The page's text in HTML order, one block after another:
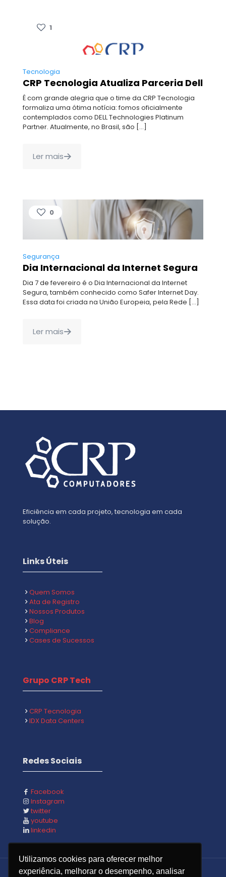
Utilizamos cookies para oferecer melhor
experiência, melhorar o desempenho, analisar
1
Tecnologia
CRP Tecnologia Atualiza Parceria Dell
É com grande alegria que o time da CRP Tecnologia
formaliza uma ótima notícia: fomos oficialmente
contemplados como DELL Technologies Platinum
Partner. Atualmente, no Brasil, são […]
Ler mais
0
Segurança
Dia Internacional da Internet Segura
Dia 7 de fevereiro é o Dia Internacional da Internet
Segura, também conhecido como Safer Internet Day.
Essa data foi criada na União Europeia, pela Rede […]
Ler mais
Eficiência em cada projeto, tecnologia em cada
solução.
Links Úteis
Quem Somos
Ata de Registro
Nossos Produtos
Blog
Compliance
Cases de Sucessos
Grupo CRP Tech
CRP Tecnologia
IDX Data Centers
Redes Sociais
Facebook
Instagram
twitter
youtube
linkedin